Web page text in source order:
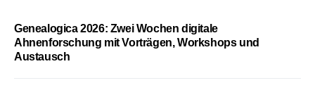
Genealogica 2026: Zwei Wochen digitale
Ahnenforschung mit Vorträgen, Workshops und
Austausch